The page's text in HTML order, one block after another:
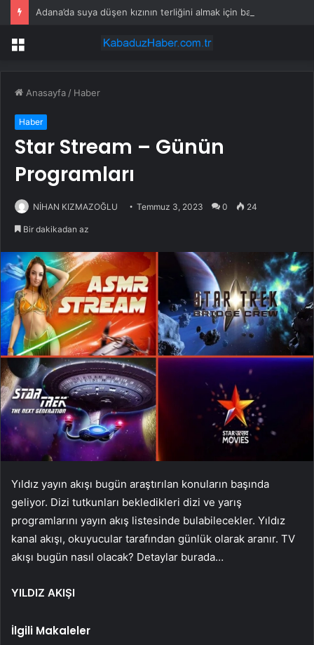
Menü
Anasayfa / Haber
Haber
Star Stream – Günün
Programları
NİHAN KIZMAZOĞLU Temmuz 3, 2023 0 24
Bir dakikadan az
Yıldız yayın akışı bugün araştırılan konuların başında
geliyor. Dizi tutkunları bekledikleri dizi ve yarış
programlarını yayın akış listesinde bulabilecekler. Yıldız
kanal akışı, okuyucular tarafından günlük olarak aranır. TV
akışı bugün nasıl olacak? Detaylar burada…
YILDIZ AKIŞI
İlgili Makaleler